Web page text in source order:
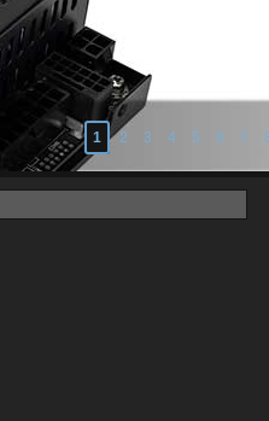
1 2 3 4 5 6 7